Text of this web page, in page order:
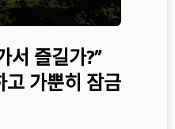
서 즐길가?”
고 가뿐히 잠금